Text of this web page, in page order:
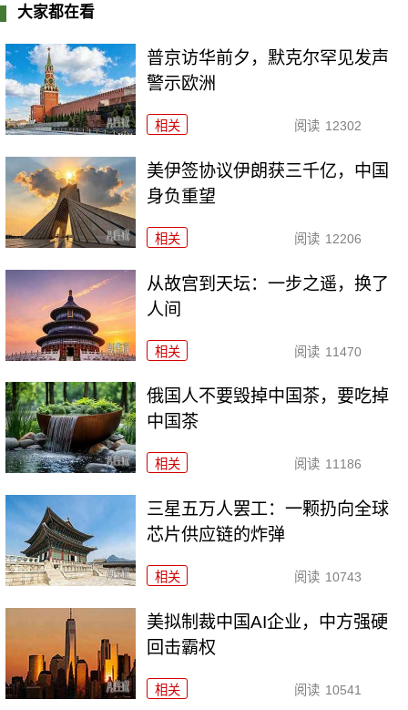
大家都在看
普京访华前夕，默克尔罕见发声
警示欧洲
相关 阅读 12302
美伊签协议伊朗获三千亿，中国
身负重望
相关 阅读 12206
从故宫到天坛：一步之遥，换了
人间
相关 阅读 11470
俄国人不要毁掉中国茶，要吃掉
中国茶
相关 阅读 11186
三星五万人罢工：一颗扔向全球
芯片供应链的炸弹
相关 阅读 10743
美拟制裁中国AI企业，中方强硬
回击霸权
相关 阅读 10541